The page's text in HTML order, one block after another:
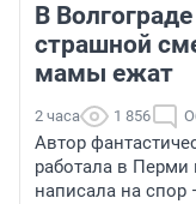
В
страшной
мамы ежат
2 часа 1 856
Автор
работала в Перми
написала на спор